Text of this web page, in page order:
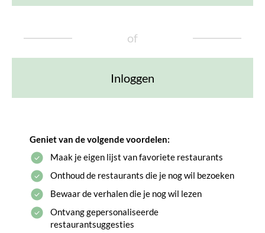
of
Inloggen
Geniet van de volgende voordelen:
Maak je eigen lijst van favoriete restaurants
Onthoud de restaurants die je nog wil bezoeken
Bewaar de verhalen die je nog wil lezen
Ontvang gepersonaliseerde
restaurantsuggesties